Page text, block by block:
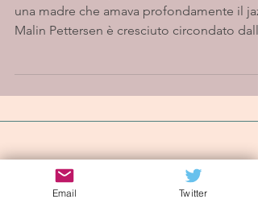
una madre che amava profondamente il
Malin Pettersen è cresciuto circondato dalla
Iscriviti alla mailing list
Email Twitter